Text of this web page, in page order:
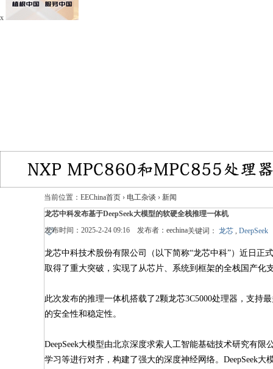
x
当前位置： EEChina首页 › 电工杂谈 › 新闻
龙芯中科发布基于DeepSeek大模型的软硬全栈推理一体机
发布时间：2025-2-24 09:16 发布者： eechina关键词： 龙芯 , DeepSeek
龙芯中科技术股份有限公司（以下简称“龙芯中科”）近日正
取得了重大突破，实现了从芯片、系统到框架的全栈国产化
此次发布的推理一体机搭载了2颗龙芯3C5000处理器，支持
的安全性和稳定性。
DeepSeek大模型由北京深度求索人工智能基础技术研究有限
学习等进行对齐，构建了强大的深度神经网络。DeepSeek